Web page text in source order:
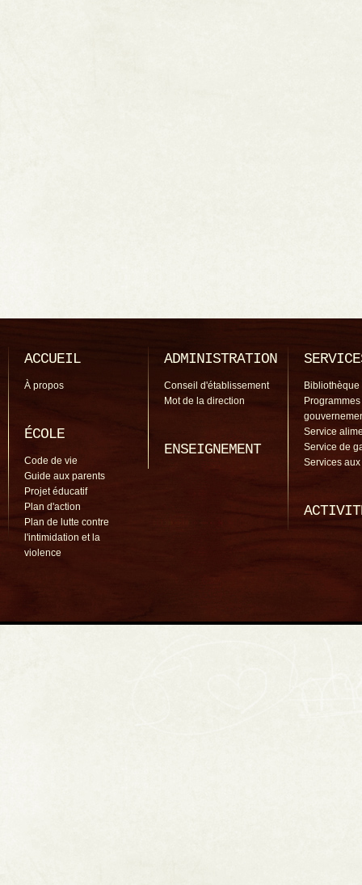
ACCUEIL
À propos
ÉCOLE
Code de vie
Guide aux parents
Projet éducatif
Plan d'action
Plan de lutte contre
l'intimidation et la
violence
ADMINISTRATION
Conseil d'établissement
Mot de la direction
ENSEIGNEMENT
Bibliothèque
Programmes
Service
Service de
Services